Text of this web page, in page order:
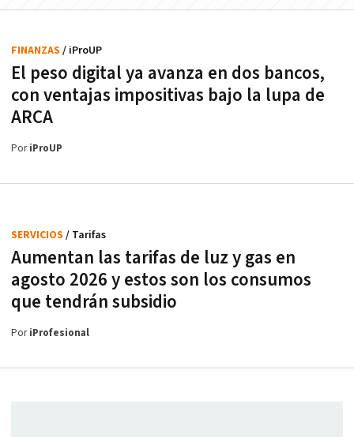
El peso digital ya avanza en dos bancos,
con ventajas impositivas bajo la lupa de
ARCA
FINANZAS / iProUP
PoriProUP
Aumentan las tarifas de luz y gas en
agosto 2026 y estos son los consumos
que tendrán subsidio
SERVICIOS / Tarifas
PoriProfesional